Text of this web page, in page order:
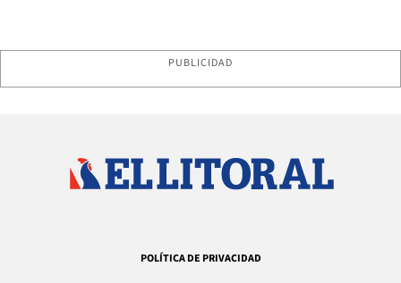
PUBLICIDAD
POLÍTICA DE PRIVACIDAD